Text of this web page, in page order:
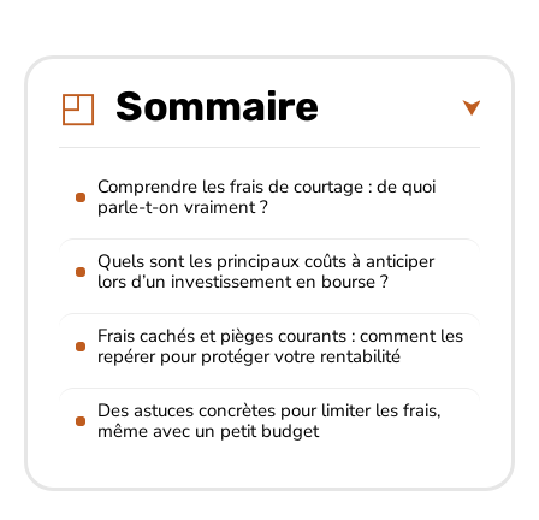
Sommaire
Comprendre les frais de courtage : de quoi
parle-t-on vraiment ?
Quels sont les principaux coûts à anticiper
lors d’un investissement en bourse ?
Frais cachés et pièges courants : comment les
repérer pour protéger votre rentabilité
Des astuces concrètes pour limiter les frais,
même avec un petit budget